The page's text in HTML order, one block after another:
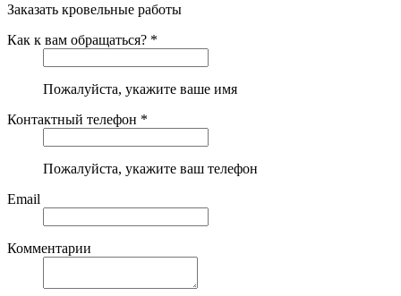
Заказать кровельные работы
Как к вам обращаться? *
Пожалуйста, укажите ваше имя
Контактный телефон *
Пожалуйста, укажите ваш телефон
Email
Комментарии